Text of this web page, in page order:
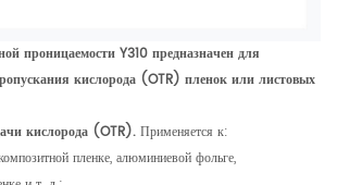
проницаемости Y310 предназначен для
кислорода (OTR) пленок или листовых
кислорода (OTR). Применяется к:
пленке, алюминиевой фольге,